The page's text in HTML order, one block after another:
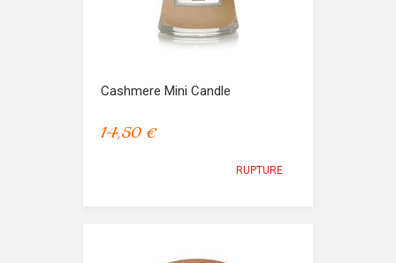
Cashmere Mini Candle
14,50 €
RUPTURE